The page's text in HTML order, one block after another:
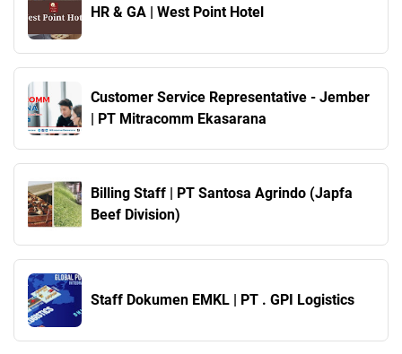
HR & GA | West Point Hotel
Customer Service Representative - Jember
| PT Mitracomm Ekasarana
Billing Staff | PT Santosa Agrindo (Japfa
Beef Division)
Staff Dokumen EMKL | PT . GPI Logistics